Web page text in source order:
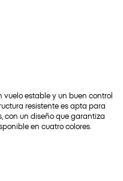
estable y un buen control
resistente es apta para
con un diseño que garantiza
en cuatro colores.